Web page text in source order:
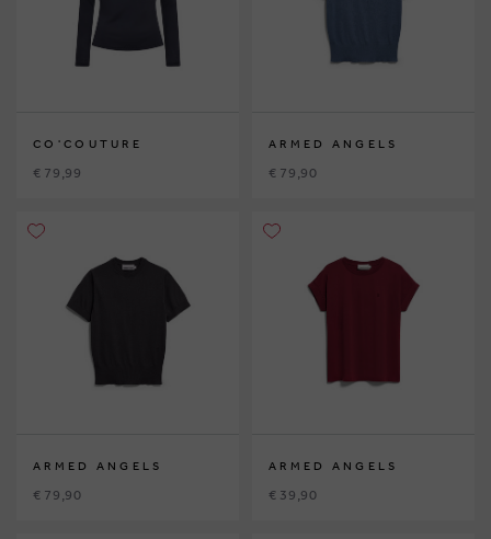
CO'COUTURE
€ 79,99
ARMED ANGELS
€ 79,90
ARMED ANGELS
€ 79,90
ARMED ANGELS
€ 39,90